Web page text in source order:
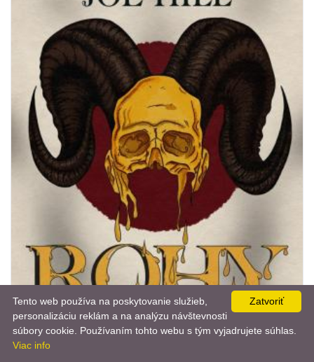
📨
Zatvoriť
Tento web používa na poskytovanie služieb,
personalizáciu reklám a na analýzu návštevnosti
súbory cookie. Používaním tohto webu s tým vyjadrujete súhlas.
Viac info